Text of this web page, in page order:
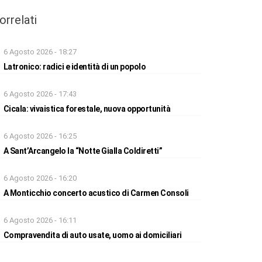
6 Agosto 2026 - 18:27
Latronico: radici e identità di un popolo
6 Agosto 2026 - 17:43
Cicala: vivaistica forestale, nuova opportunità
6 Agosto 2026 - 16:25
A Sant’Arcangelo la “Notte Gialla Coldiretti”
6 Agosto 2026 - 16:20
A Monticchio concerto acustico di Carmen Consoli
6 Agosto 2026 - 16:11
Compravendita di auto usate, uomo ai domiciliari